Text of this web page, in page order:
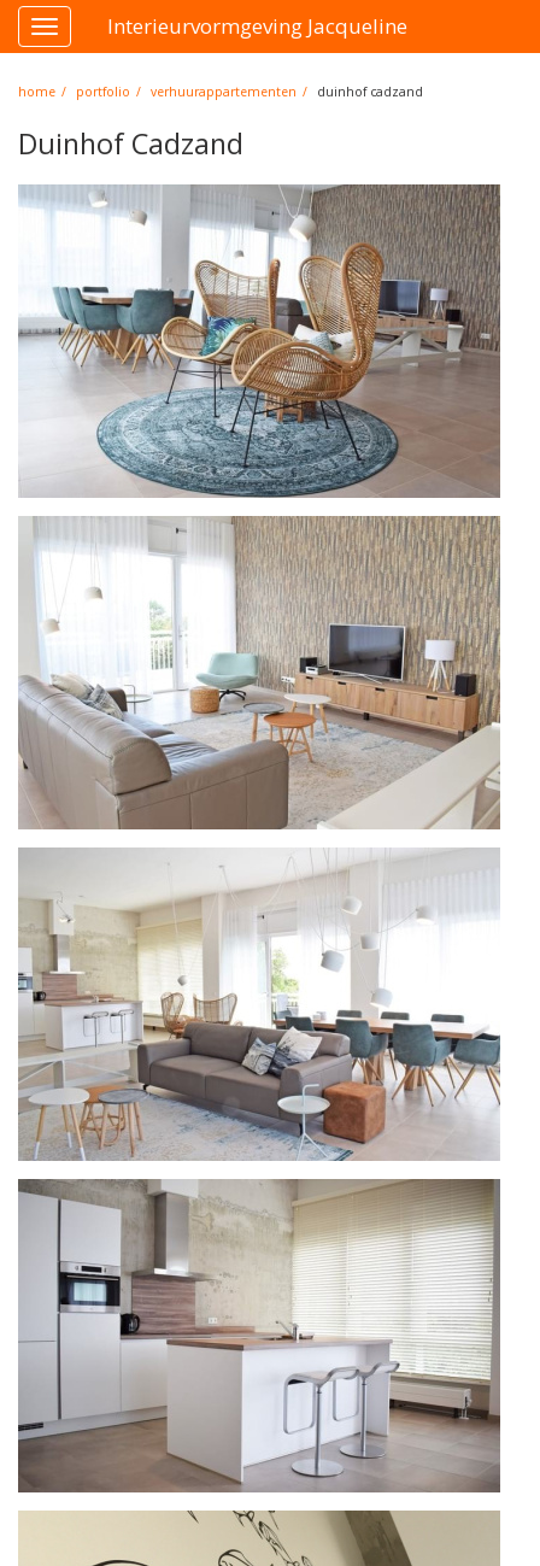
Toggle
navigation
Interieurvormgeving Jacqueline
home portfolio verhuurappartementen duinhof cadzand
Duinhof Cadzand